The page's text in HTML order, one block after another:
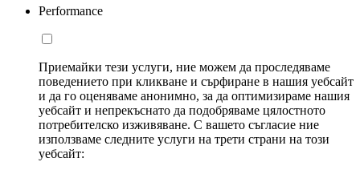
Performance
Приемайки тези услуги, ние можем да проследяваме
поведението при кликване и сърфиране в нашия уебсайт
и да го оценяваме анонимно, за да оптимизираме нашия
уебсайт и непрекъснато да подобряваме цялостното
потребителско изживяване. С вашето съгласие ние
използваме следните услуги на трети страни на този
уебсайт: